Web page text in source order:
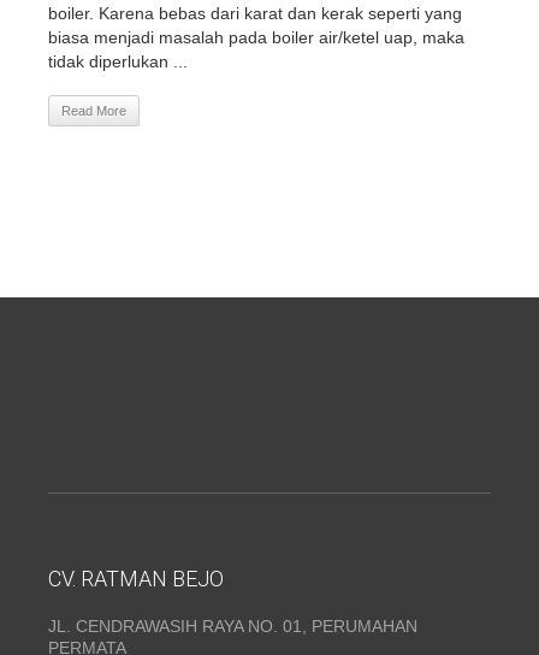
boiler. Karena bebas dari karat dan kerak seperti yang
biasa menjadi masalah pada boiler air/ketel uap, maka
tidak diperlukan ...
Read More
CV. RATMAN BEJO
JL. CENDRAWASIH RAYA NO. 01, PERUMAHAN
PERMATA